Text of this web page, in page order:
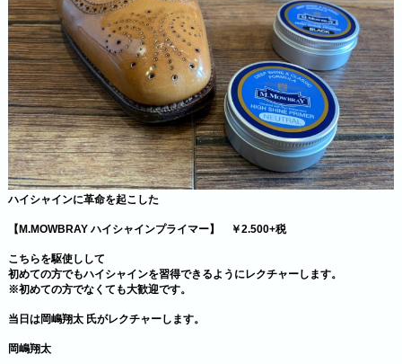
ハイシャインに革命を起こした
【M.MOWBRAY ハイシャインプライマー】 ￥2.500+税
こちらを駆使しして
初めての方でもハイシャインを習得できるようにレクチャーします。
※初めての方でなくても大歓迎です。
当日は岡嶋翔太 氏がレクチャーします。
岡嶋翔太